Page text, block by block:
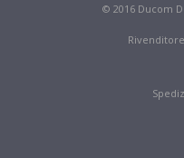
© 2016 Ducom